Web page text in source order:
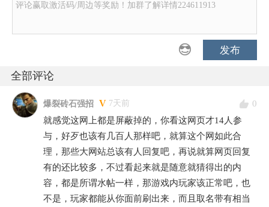
评论赢取激活码/周边等奖励！加群了解详情224611913
发布
全部评论
爆裂砖石强招 V 7天前
0
就感觉这网上都是屏蔽掉的，你看这网页才14人参
与，好歹也该有几百人那样吧，就算这个网如此合
理，那些大网站总该有人回复吧，再说就算网页回复
有的还比较多，不过看起来就是随意就猜得出的内
容，都是所谓水帖一样，那游戏内玩家该正常吧，也
不是，玩家都能从你面前刷出来，而且取名带有相当